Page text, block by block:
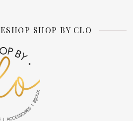
ESHOP SHOP BY CLO